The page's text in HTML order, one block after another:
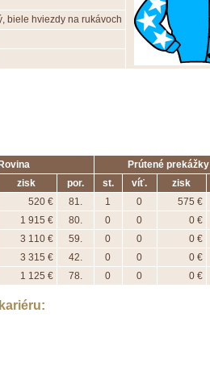
biele hviezdy na rukávoch
Rovina Prútené prekážky
zisk por. st. víť. zisk
520 € 81. 1 0 575 €
1 915 € 80. 0 0 0 €
3 110 € 59. 0 0 0 €
3 315 € 42. 0 0 0 €
1 125 € 78. 0 0 0 €